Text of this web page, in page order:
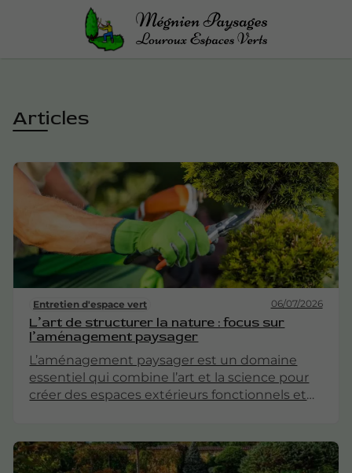
Articles
Entretien d'espace vert 06/07/2026
L’art de structurer la nature : focus sur
l’aménagement paysager
L’aménagement paysager est un domaine
essentiel qui combine l’art et la science pour
créer des espaces extérieurs fonctionnels et
commerciaux, l’aménagement paysager joue
un rôle crucial dans l’harmonisation de